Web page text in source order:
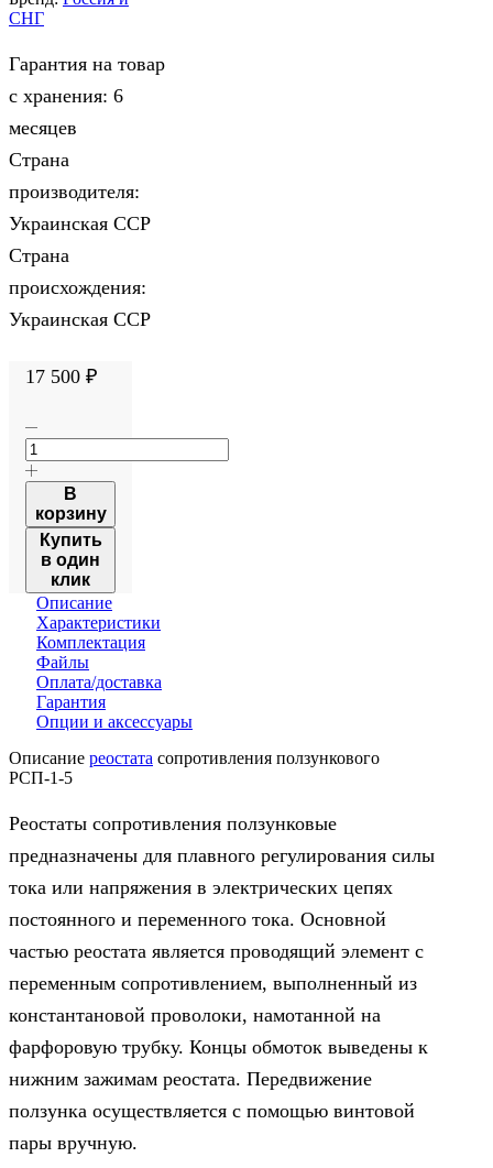
СНГ
Гарантия на товар
с хранения: 6
месяцев
Страна
производителя:
Украинская ССР
Страна
происхождения:
Украинская ССР
17 500 ₽
В
корзину
Купить
в один
клик
Описание
Характеристики
Комплектация
Файлы
Оплата/доставка
Гарантия
Опции и аксессуары
Описание реостата сопротивления ползункового
РСП-1-5
Реостаты сопротивления ползунковые
предназначены для плавного регулирования силы
тока или напряжения в электрических цепях
постоянного и переменного тока. Основной
частью реостата является проводящий элемент с
переменным сопротивлением, выполненный из
константановой проволоки, намотанной на
фарфоровую трубку. Концы обмоток выведены к
нижним зажимам реостата. Передвижение
ползунка осуществляется с помощью винтовой
пары вручную.